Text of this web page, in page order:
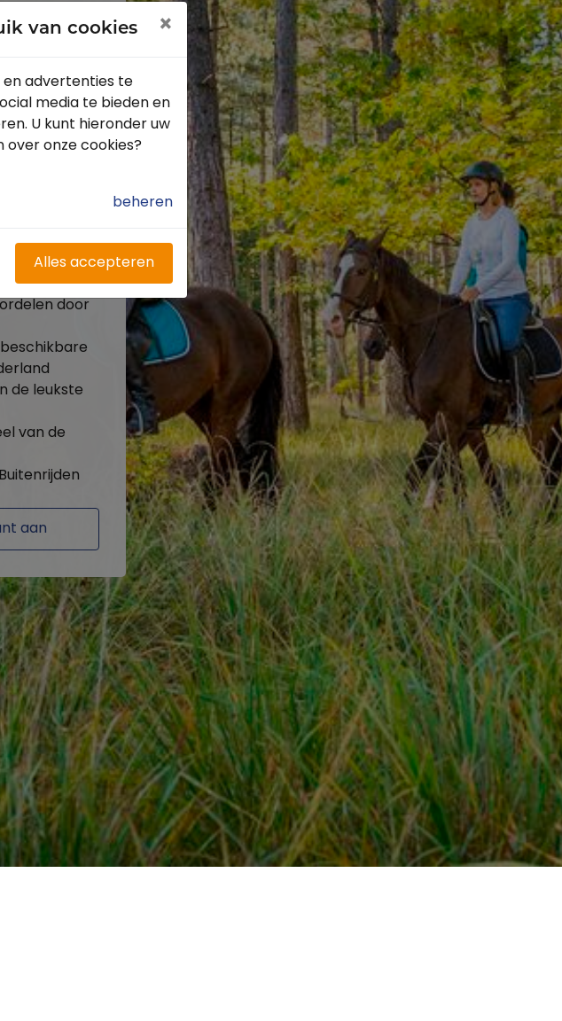
Toon
door
de leukste
van de
aan
van cookies ×
en advertenties te
media te bieden en
U kunt hieronder uw
over onze cookies?
beheren
Alles accepteren